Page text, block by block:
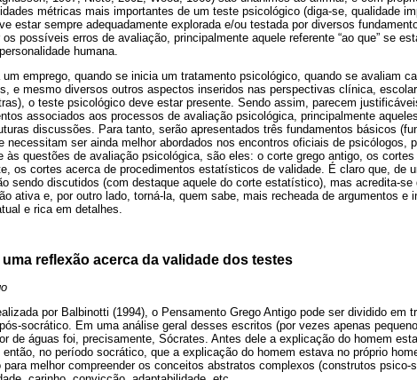
métricas mais importantes de um teste psicológico (diga-se, qualidade
estar sempre adequadamente explorada e/ou testada por diversos
possíveis erros de avaliação, principalmente aquele referente “ao que” se
humana.
um emprego, quando se inicia um tratamento psicológico, quando se avaliam
e mesmo diversos outros aspectos inseridos nas perspectivas clínica,
o teste psicológico deve estar presente. Sendo assim, parecem
associados aos processos de avaliação psicológica, principalmente
discussões. Para tanto, serão apresentados três fundamentos básicos
necessitam ser ainda melhor abordados nos encontros oficiais de psicólogos,
às questões de avaliação psicológica, são eles: o corte grego antigo, os
os cortes acerca de procedimentos estatísticos de validade. É claro que, de
sendo discutidos (com destaque aquele do corte estatístico), mas acredita-se
ativa e, por outro lado, torná-la, quem sabe, mais recheada de argumentos e
e rica em detalhes.
reflexão acerca da validade dos testes
por Balbinotti (1994), o Pensamento Grego Antigo pode ser dividido em
socrático. Em uma análise geral desses escritos (por vezes apenas
de águas foi, precisamente, Sócrates. Antes dele a explicação do homem
no período socrático, que a explicação do homem estava no próprio
melhor compreender os conceitos abstratos complexos (construtos psico-